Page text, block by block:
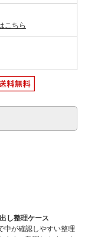
こちら
し整理ケース
中が確認しやすい整理